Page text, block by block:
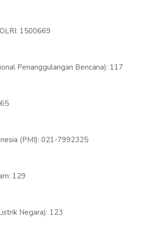
1500669
Penanggulangan Bencana): 117
(PMI): 021-7992325
129
Negara): 123